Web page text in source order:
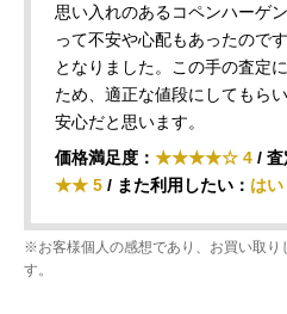
思い入れのあるコペンハーゲ
って不安や心配もあったので
となりました。この手の査定
ため、適正な値段にしてもら
安心だと思います。
価格満足度： ★★★★☆ 4 / 査
★★ 5 / また利用したい： はい
※お客様個人の感想であり、お買い取り
す。